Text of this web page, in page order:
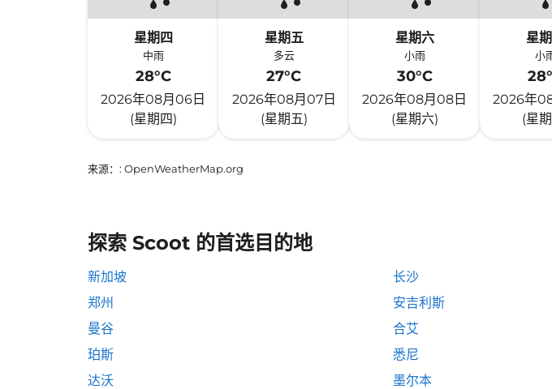
星期四
中雨
28°C
2026年08月06日
(星期四)
星期五
多云
27°C
2026年08月07日
(星期五)
星期六
小雨
30°C
2026年08月08日
(星期六)
星
小
2026年
(星
来源： : OpenWeatherMap.org
探索 Scoot 的首选目的地
新加坡 长沙
郑州
安吉利斯
曼谷
合艾
珀斯
悉尼
达沃
墨尔本